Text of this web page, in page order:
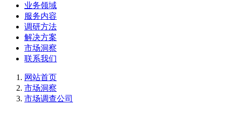
业务领域
服务内容
调研方法
解决方案
市场洞察
联系我们
网站首页
市场洞察
市场调查公司